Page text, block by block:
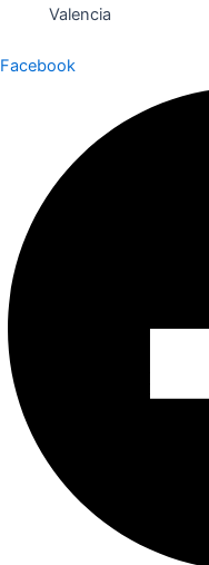
Valencia
Facebook